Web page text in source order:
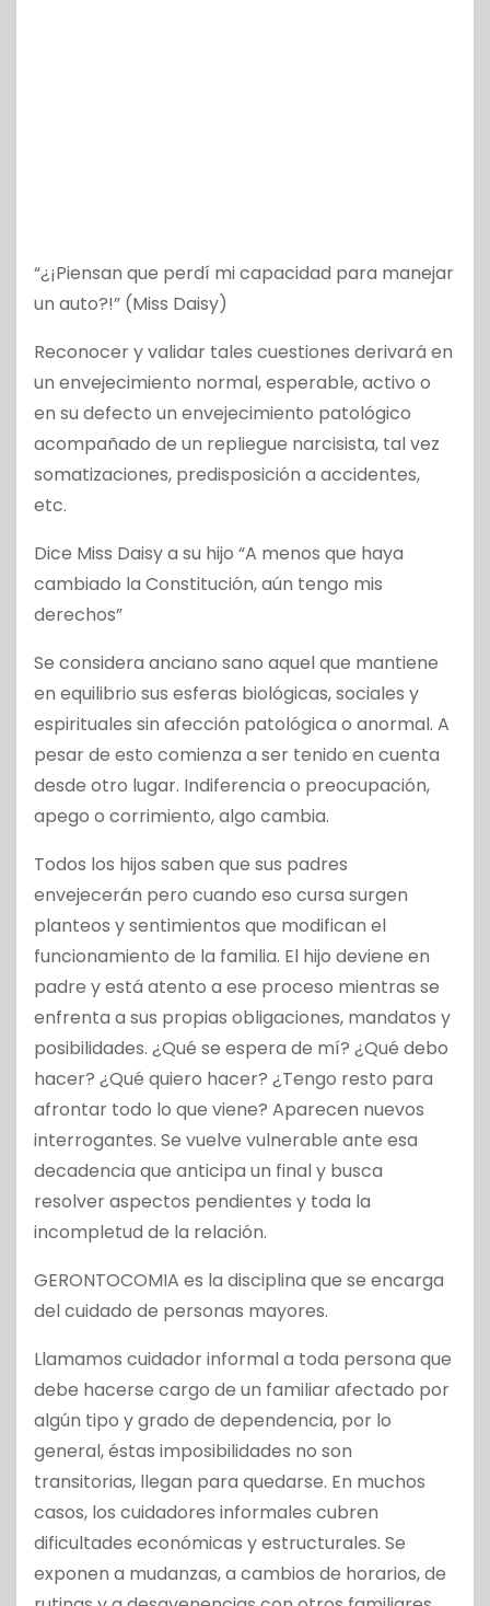
“¿¡Piensan que perdí mi capacidad para manejar
un auto?!” (Miss Daisy)
Reconocer y validar tales cuestiones derivará en
un envejecimiento normal, esperable, activo o
en su defecto un envejecimiento patológico
acompañado de un repliegue narcisista, tal vez
somatizaciones, predisposición a accidentes,
etc.
Dice Miss Daisy a su hijo “A menos que haya
cambiado la Constitución, aún tengo mis
derechos”
Se considera anciano sano aquel que mantiene
en equilibrio sus esferas biológicas, sociales y
espirituales sin afección patológica o anormal. A
pesar de esto comienza a ser tenido en cuenta
desde otro lugar. Indiferencia o preocupación,
apego o corrimiento, algo cambia.
Todos los hijos saben que sus padres
envejecerán pero cuando eso cursa surgen
planteos y sentimientos que modifican el
funcionamiento de la familia. El hijo deviene en
padre y está atento a ese proceso mientras se
enfrenta a sus propias obligaciones, mandatos y
posibilidades. ¿Qué se espera de mí? ¿Qué debo
hacer? ¿Qué quiero hacer? ¿Tengo resto para
afrontar todo lo que viene? Aparecen nuevos
interrogantes. Se vuelve vulnerable ante esa
decadencia que anticipa un final y busca
resolver aspectos pendientes y toda la
incompletud de la relación.
GERONTOCOMIA es la disciplina que se encarga
del cuidado de personas mayores.
Llamamos cuidador informal a toda persona que
debe hacerse cargo de un familiar afectado por
algún tipo y grado de dependencia, por lo
general, éstas imposibilidades no son
transitorias, llegan para quedarse. En muchos
casos, los cuidadores informales cubren
dificultades económicas y estructurales. Se
exponen a mudanzas, a cambios de horarios, de